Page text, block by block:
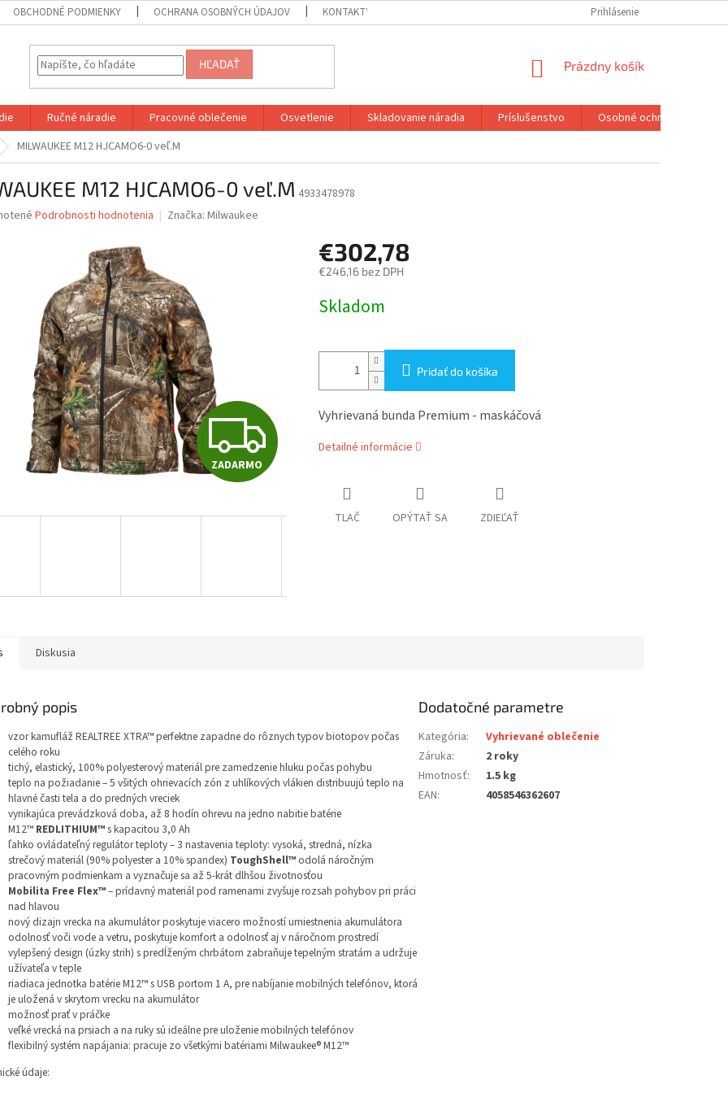
OBCHODNÉ PODMIENKY OCHRANA OSOBNÝCH ÚDAJOV KONTAKTY Prihlásenie
HĽADAŤ
NÁKUPNÝ
Prázdny košík
Ručné náradie Pracovné oblečenie Osvetlenie Skladovanie náradia Príslušenstvo
Osobné ochranné
MILWAUKEE M12 HJCAMO6-0 veľ.M
M12 HJCAMO6-0 veľ.M 4933478978
Podrobnosti hodnotenia Značka: Milwaukee
Z
A
A
M
O
ZADARMO
€302,78
€246,16 bez DPH
cena:
Skladom
Pridať do košíka
Vyhrievaná bunda Premium - maskáčová
Detailné informácie
TLAČ OPÝTAŤ SA ZDIEĽAŤ
Diskusia
popis
vzor kamufláž REALTREE XTRA™ perfektne zapadne do rôznych typov biotopov počas
celého roku
tichý, elastický, 100% polyesterový materiál pre zamedzenie hluku počas pohybu
teplo na požiadanie – 5 všitých ohrievacích zón z uhlíkových vlákien distribuujú teplo na
hlavné časti tela a do predných vreciek
vynikajúca prevádzková doba, až 8 hodín ohrevu na jedno nabitie batérie
M12™ REDLITHIUM™s kapacitou 3,0 Ah
ľahko ovládateľný regulátor teploty – 3 nastavenia teploty: vysoká, stredná, nízka
strečový materiál (90% polyester a 10% spandex) ToughShell™ odolá náročným
pracovným podmienkam a vyznačuje sa až 5-krát dlhšou životnosťou
Mobilita Free Flex™– prídavný materiál pod ramenami zvyšuje rozsah pohybov pri práci
nad hlavou
nový dizajn vrecka na akumulátor poskytuje viacero možností umiestnenia akumulátora
odolnosť voči vode a vetru, poskytuje komfort a odolnosť aj v náročnom prostredí
vylepšený design (úzky strih) s predĺženým chrbátom zabraňuje tepelným stratám a udržuje
užívateľa v teple
riadiaca jednotka batérie M12™ s USB portom 1 A, pre nabíjanie mobilných telefónov, ktorá
je uložená v skrytom vrecku na akumulátor
možnosť prať v práčke
veľké vrecká na prsiach a na ruky sú ideálne pre uloženie mobilných telefónov
flexibilný systém napájania: pracuje zo všetkými batériami Milwaukee® M12™
údaje:
Dodatočné parametre
Kategória:
Vyhrievané oblečenie
Záruka:
2 roky
Hmotnosť:
1.5 kg
EAN: 4058546362607